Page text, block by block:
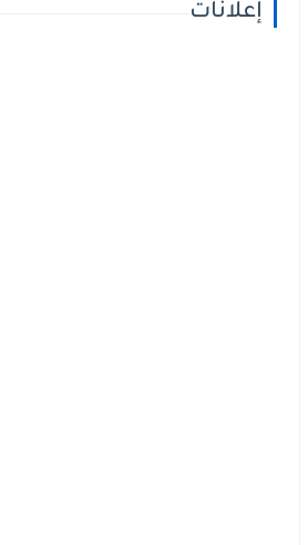
إعلانات